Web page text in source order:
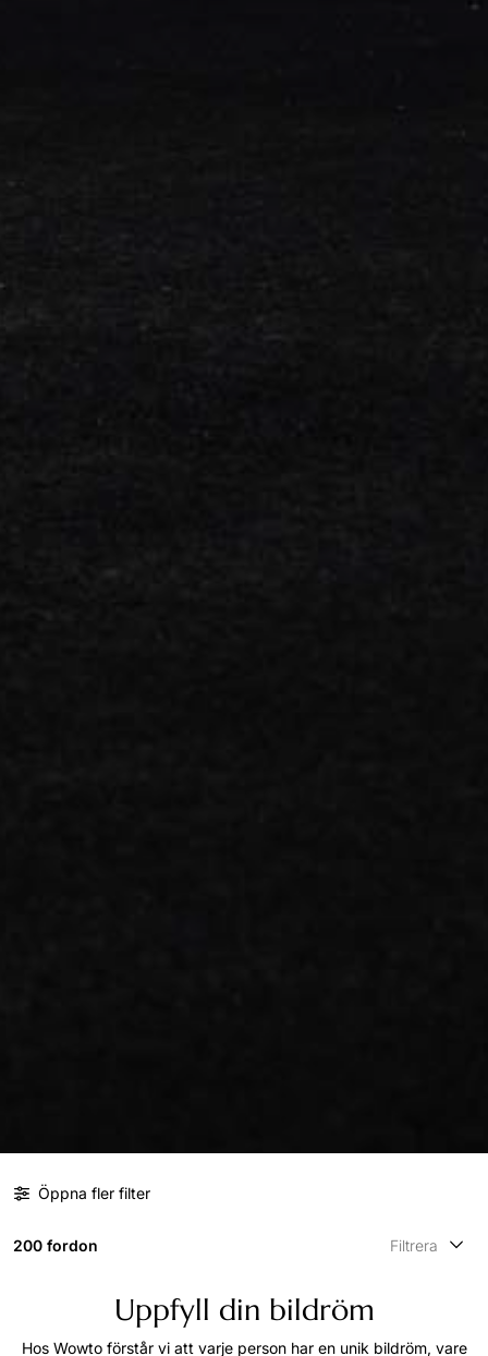
Öppna fler filter
200 fordon Filtrera
Uppfyll din bildröm
Hos Wowto förstår vi att varje person har en unik bildröm, vare